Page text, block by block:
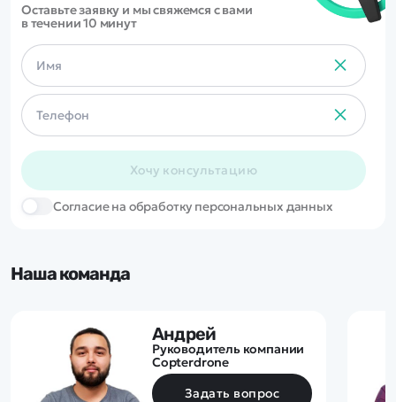
Оставьте заявку и мы свяжемся с вами
в течении 10 минут
Хочу консультацию
Cогласие на обработку персональных данных
Наша команда
Андрей
Руководитель компании
Copterdrone
Задать вопрос